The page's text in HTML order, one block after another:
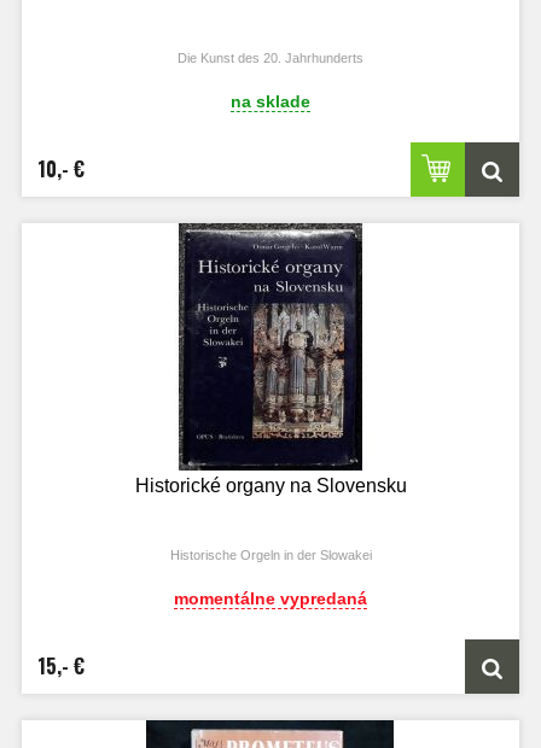
Die Kunst des 20. Jahrhunderts
na sklade
10,- €
Historické organy na Slovensku
Historische Orgeln in der Slowakei
momentálne vypredaná
15,- €